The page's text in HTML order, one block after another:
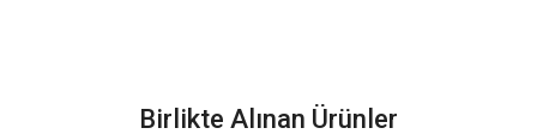
Birlikte Alınan Ürünler